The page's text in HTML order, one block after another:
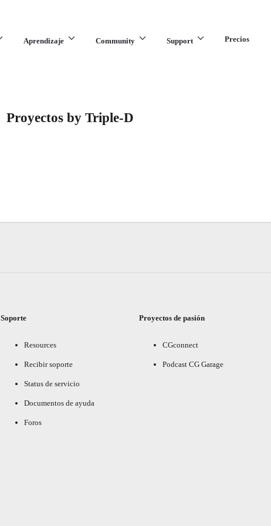
Aprendizaje Community Support Precios
Proyectos by Triple-D
Soporte
Resources
Recibir soporte
Status de servicio
Documentos de ayuda
Foros
Proyectos de pasión
CGconnect
Podcast CG Garage